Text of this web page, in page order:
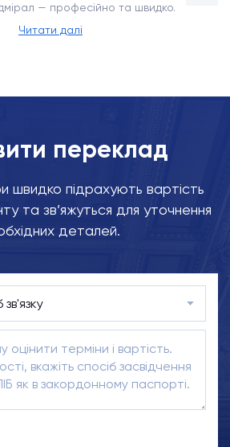
— професійно та швидко.
Читати далі
переклад
швидко підрахують вартість
та зв’яжуться для уточнення
деталей.